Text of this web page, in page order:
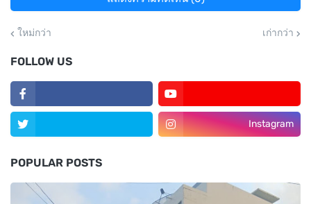
ใหม่กว่า เก่ากว่า
FOLLOW US
Instagram
POPULAR POSTS